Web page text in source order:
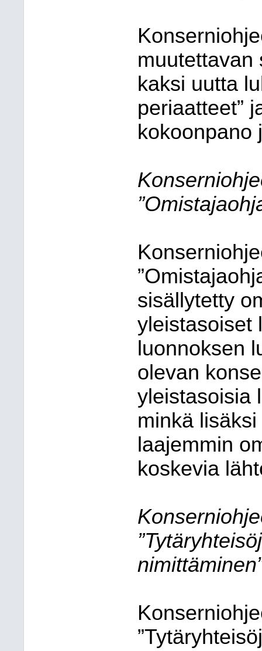
muutettavan
kaksi uutta
periaatteet”
kokoonpano
sisällytetty
yleistasoiset
luonnoksen
olevan
yleistasoisia
minkä
laajemmin
koskevia